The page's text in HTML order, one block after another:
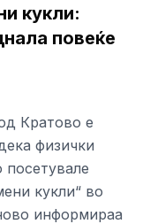
кукли:
повеќе
Кратово е
физички
посетувале
кукли“ во
информираа